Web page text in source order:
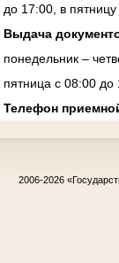
до 17:00, в
Выдача
понедельник –
пятница с 08:00 до
Телефон
2006-2026